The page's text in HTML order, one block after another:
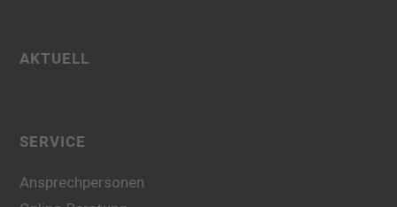
AKTUELL
SERVICE
Ansprechpersonen